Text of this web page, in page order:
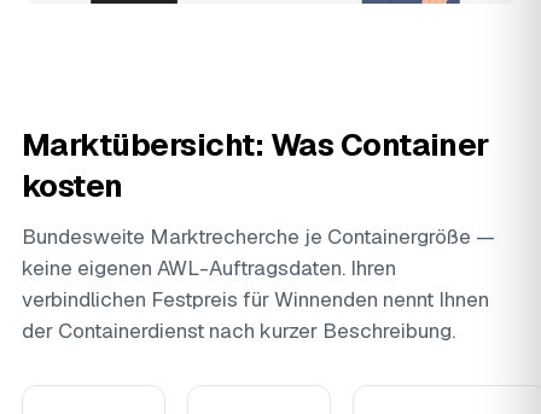
Marktübersicht: Was Container
kosten
Bundesweite Marktrecherche je Containergröße —
keine eigenen AWL-Auftragsdaten. Ihren
verbindlichen Festpreis für Winnenden nennt Ihnen
der Containerdienst nach kurzer Beschreibung.